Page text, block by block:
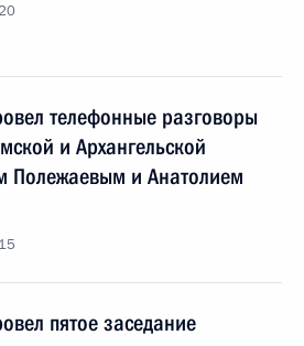
телефонные разговоры
и Архангельской
Полежаевым и Анатолием
пятое заседание